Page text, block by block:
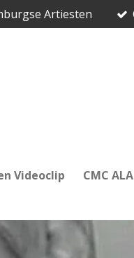
Artiesten
Videoclip CMC